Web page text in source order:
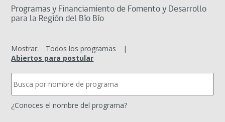
Programas y Financiamiento de Fomento y Desarrollo
para la Región del Bío Bío
Mostrar: Todos los programas
|
Abiertos para postular
¿Conoces el nombre del programa?